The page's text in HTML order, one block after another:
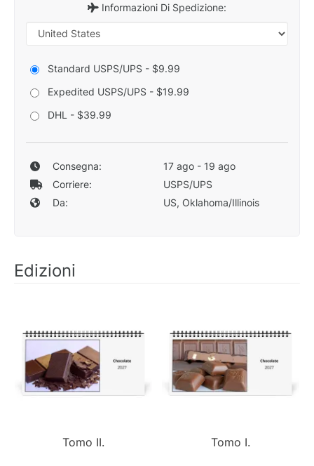
Informazioni Di Spedizione:
Standard USPS/UPS - $9.99
Expedited USPS/UPS - $19.99
DHL - $39.99
Consegna:
17 ago - 19 ago
Corriere:
USPS/UPS
Da:
US, Oklahoma/Illinois
Edizioni
Tomo II. Tomo I.